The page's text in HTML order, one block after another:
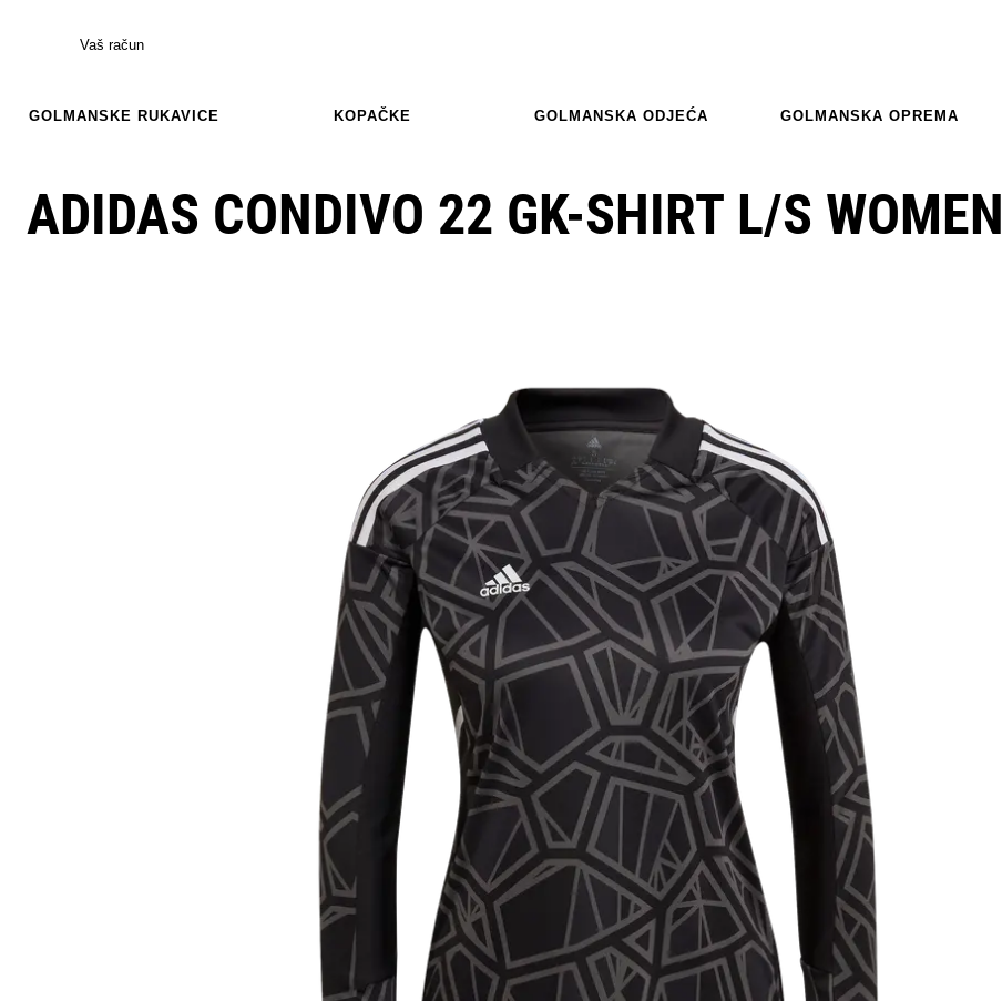
Vaš račun
GOLMANSKE RUKAVICE KOPAČKE GOLMANSKA ODJEĆA GOLMANSKA OPREMA
ADIDAS CONDIVO 22 GK-SHIRT L/S WOMEN